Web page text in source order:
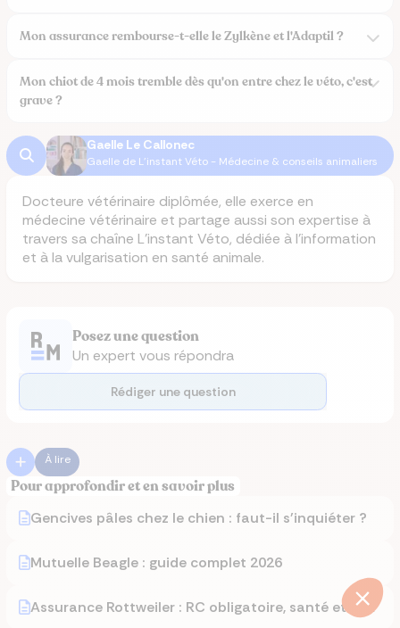
Mon assurance rembourse-t-elle le Zylkène et l'Adaptil ?
Mon chiot de 4 mois tremble dès qu'on entre chez le véto, c'est
grave ?
Gaelle Le Callonec
Gaelle de L'instant Véto - Médecine & conseils animaliers
Docteure vétérinaire diplômée, elle exerce en
médecine vétérinaire et partage aussi son expertise à
travers sa chaîne L’instant Véto, dédiée à l’information
et à la vulgarisation en santé animale.
Posez une question
Un expert vous répondra
Rédiger une question
À lire
Pour approfondir et en savoir plus
Gencives pâles chez le chien : faut-il s'inquiéter ?
Mutuelle Beagle : guide complet 2026
Assurance Rottweiler : RC obligatoire, santé et prix